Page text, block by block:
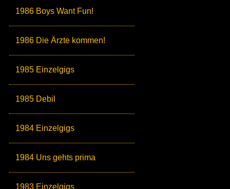
1986 Boys Want Fun!
1986 Die Ärzte kommen!
1985 Einzelgigs
1985 Debil
1984 Einzelgigs
1984 Uns gehts prima
1983 Einzelgigs